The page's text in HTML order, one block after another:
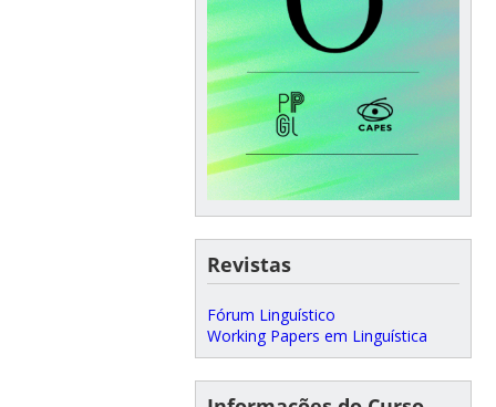
Revistas
Fórum Linguístico
Working Papers em Linguística